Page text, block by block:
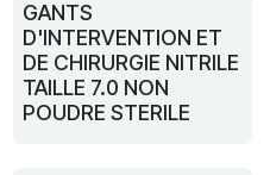
GANTS
D'INTERVENTION ET
DE CHIRURGIE NITRILE
TAILLE 7.0 NON
POUDRE STERILE